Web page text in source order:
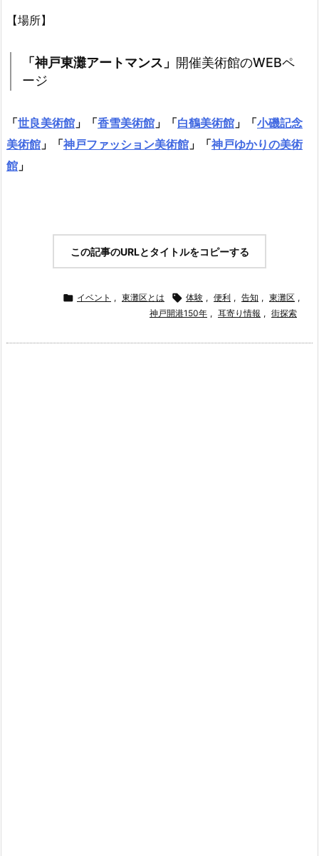
【場所】
「神戸東灘アートマンス」 開催美術館のWEBペ
ージ
「世良美術館 」「香雪美術館 」「白鶴美術館 」「小磯記念
美術館 」「神戸ファッション美術館 」「神戸ゆかりの美術
館 」
この記事のURLとタイトルをコピーする
 イベント , 東灘区とは  体験 , 便利 , 告知 , 東灘区 ,
神戸開港150年 , 耳寄り情報 , 街探索